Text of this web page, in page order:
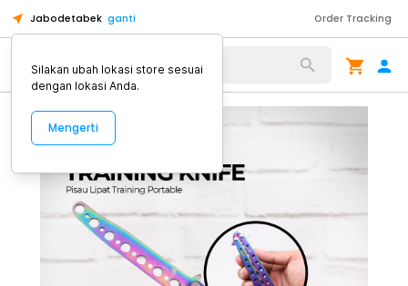
Jabodetabek ganti Order Tracking
Alat Kopi
Silakan ubah lokasi store sesuai
dengan lokasi Anda.
Mengerti